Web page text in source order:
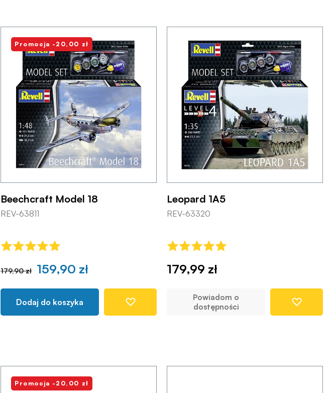
Promocja -20,00 zł
Beechcraft Model 18
REV-63811
179,90 zł 159,90 zł
Dodaj do koszyka
Leopard 1A5
REV-63320
179,99 zł
Powiadom o
dostępności
Promocja -20,00 zł